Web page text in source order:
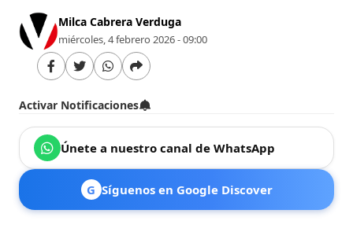
Milca Cabrera Verduga
miércoles, 4 febrero 2026 - 09:00
Activar Notificaciones
Únete a nuestro canal de WhatsApp
G Síguenos en Google Discover